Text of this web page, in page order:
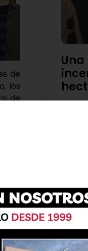
de
los
de
ha
es
una
en
7 de